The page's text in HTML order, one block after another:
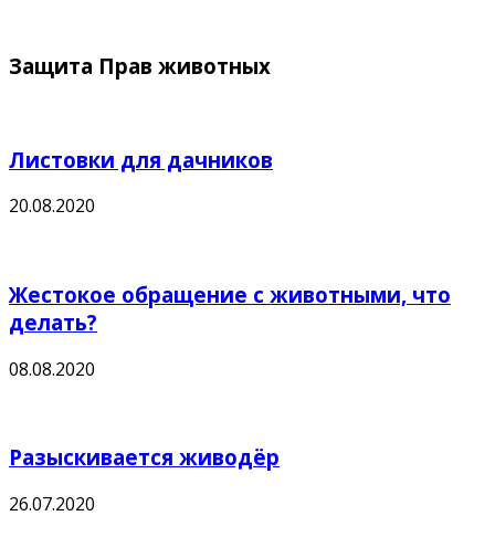
Защита Прав животных
Листовки для дачников
20.08.2020
Жестокое обращение с животными, что
делать?
08.08.2020
Разыскивается живодёр
26.07.2020